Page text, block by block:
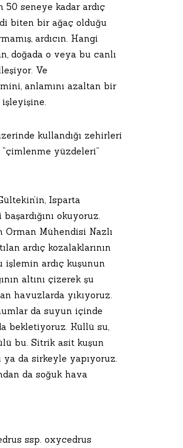
seneye kadar ardıç
biten bir ağaç olduğu
ardıcın. Hangi
doğada o veya bu canlı
Ve
anlamını azaltan bir
işleyişine.
kullandığı zehirleri
yüzdeleri”
Isparta
okuyoruz.
Orman Mühendisi Nazlı
ardıç kozalaklarının
işlemin ardıç kuşunun
altını çizerek şu
havuzlarda yıkıyoruz.
da suyun içinde
bekletiyoruz. Küllü su,
bu. Sitrik asit kuşun
da sirkeyle yapıyoruz.
da soğuk hava
ssp. oxycedrus